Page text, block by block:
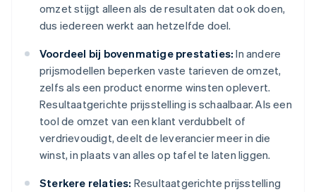
omzet stijgt alleen als de resultaten dat ook doen,
dus iedereen werkt aan hetzelfde doel.
Voordeel bij bovenmatige prestaties: In andere
prijsmodellen beperken vaste tarieven de omzet,
zelfs als een product enorme winsten oplevert.
Resultaatgerichte prijsstelling is schaalbaar. Als een
tool de omzet van een klant verdubbelt of
verdrievoudigt, deelt de leverancier meer in die
winst, in plaats van alles op tafel te laten liggen.
Sterkere relaties: Resultaatgerichte prijsstelling